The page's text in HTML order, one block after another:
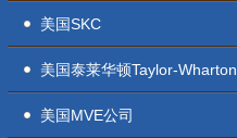
美国SKC
美国泰莱华顿Taylor-Wharton
美国MVE公司